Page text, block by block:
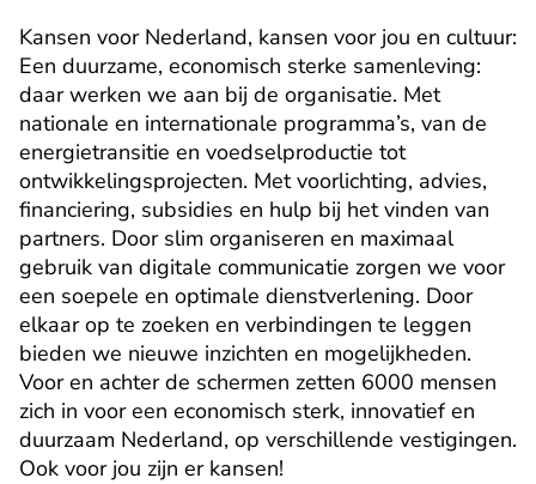
Kansen voor Nederland, kansen voor jou en cultuur:
Een duurzame, economisch sterke samenleving:
daar werken we aan bij de organisatie. Met
nationale en internationale programma’s, van de
energietransitie en voedselproductie tot
ontwikkelingsprojecten. Met voorlichting, advies,
financiering, subsidies en hulp bij het vinden van
partners. Door slim organiseren en maximaal
gebruik van digitale communicatie zorgen we voor
een soepele en optimale dienstverlening. Door
elkaar op te zoeken en verbindingen te leggen
bieden we nieuwe inzichten en mogelijkheden.
Voor en achter de schermen zetten 6000 mensen
zich in voor een economisch sterk, innovatief en
duurzaam Nederland, op verschillende vestigingen.
Ook voor jou zijn er kansen!